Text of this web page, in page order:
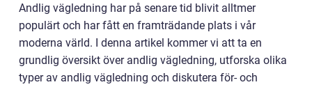
Andlig vägledning har på senare tid blivit alltmer
populärt och har fått en framträdande plats i vår
moderna värld. I denna artikel kommer vi att ta en
grundlig översikt över andlig vägledning, utforska olika
typer av andlig vägledning och diskutera för- och